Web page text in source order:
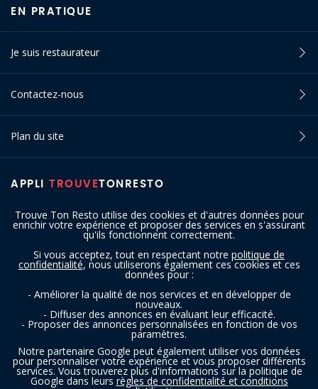
Trouve Ton Resto utilise des cookies et d'autres données pour
enrichir votre expérience et proposer des services en s'assurant
qu'ils fonctionnent correctement.
Si vous acceptez, tout en respectant notre politique de
confidentialité, nous utiliserons également ces cookies et ces
données pour :
- Améliorer la qualité de nos services et en développer de
nouveaux.
- Diffuser des annonces en évaluant leur efficacité.
- Proposer des annonces personnalisées en fonction de vos
paramètres.
Notre partenaire Google peut également utiliser vos données
pour personnaliser votre expérience et vous proposer différents
services. Vous trouverez plus d'informations sur la politique de
Google dans leurs règles de confidentialité et conditions
APPLI TROUVETONRESTO
EN PRATIQUE
Je suis restaurateur
Contactez-nous
Plan du site
SUIVEZ-NOUS
Copyright © 2016 - 2026 trouvetonresto.be ‐ Tous droits réservés | JDC